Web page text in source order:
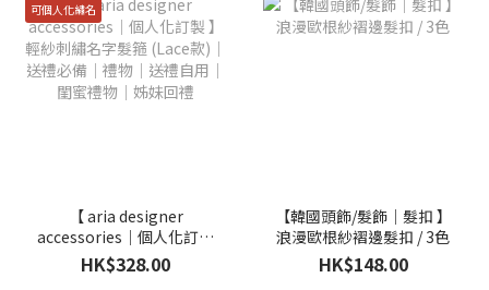
可個人化繡名
【 aria designer
accessories｜個人化訂製
】輕紗刺繡名字髮箍
(Lace款)｜送禮必備｜禮
HK$328.00
【韓國頭飾/髮飾｜髮扣 】
浪漫歐根紗褶邊髮扣 / 3色
HK$148.00